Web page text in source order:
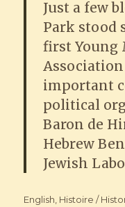
Just a few
Park stood
first Young
important
political
Baron de
Hebrew
Jewish
Categories
English Histoire /